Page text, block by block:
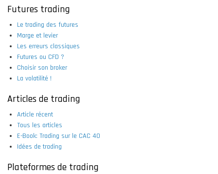
Futures trading
Le trading des futures
Marge et levier
Les erreurs classiques
Futures ou CFD ?
Choisir son broker
La volatilité !
Articles de trading
Article récent
Tous les articles
E-Book: Trading sur le CAC 40
Idées de trading
Plateformes de trading